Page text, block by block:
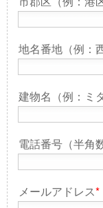
地名番地（例：
建物名（例：ミ
電話番号（半角
メールアドレス*